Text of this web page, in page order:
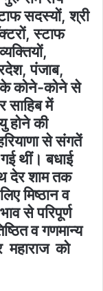
सदस्यों, श्री
स्टाफ
पंजाब,
के कोने-कोने से
साहिब में
होने की
से संगतें
गई थीं। बधाई
देर शाम तक
मिष्ठान व
से परिपूर्ण
व गणमान्य
महाराज को